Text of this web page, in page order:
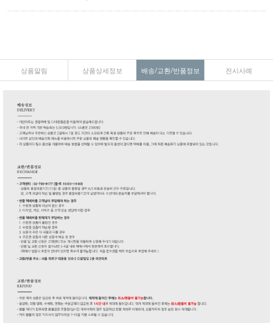
상품알림 상품상세정보 배송/교환/반품정보 전시사례